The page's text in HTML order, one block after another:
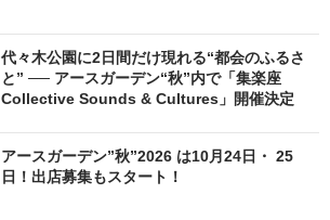
代々木公園に2日間だけ現れる“都会のふるさ
と” ── アースガーデン“秋”内で「集楽座
Collective Sounds & Cultures」開催決定
アースガーデン”秋”2026 は10月24日・ 25
日！出店募集もスタート！